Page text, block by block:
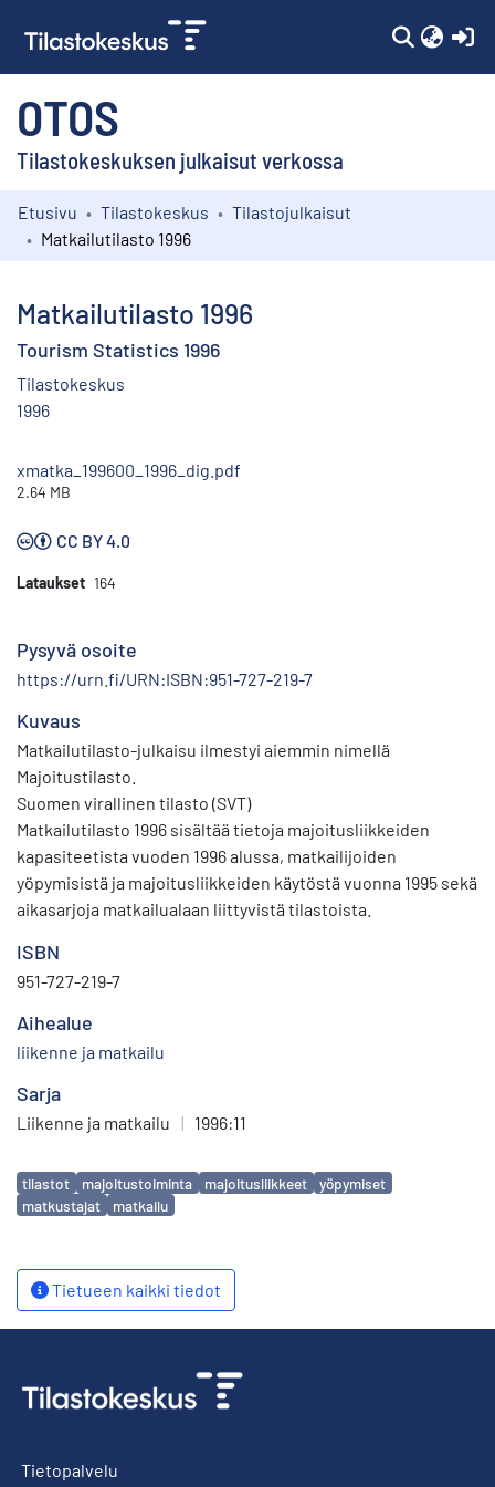
OTOS
Tilastokeskuksen julkaisut verkossa
Kokoelmat
Etusivu Tilastokeskus
Tilastojulkaisut
Matkailutilasto 1996
Matkailutilasto 1996
Tourism Statistics 1996
Tilastokeskus
1996
xmatka_199600_1996_dig.pdf
2.64 MB
CC BY 4.0
Lataukset 164
Pysyvä osoite
https://urn.fi/URN:ISBN:951-727-219-7
Kuvaus
Matkailutilasto-julkaisu ilmestyi aiemmin nimellä
Majoitustilasto.
Suomen virallinen tilasto (SVT)
Matkailutilasto 1996 sisältää tietoja majoitusliikkei­den
kapasiteetista vuoden 1996 alussa, matkailijoiden
yöpymisistä ja majoitusliikkeiden käy­töstä vuonna 1995 sekä
aikasarjoja mat­kailualaan liittyvistä tilastoista.
ISBN
951-727-219-7
Aihealue
liikenne ja matkailu
Sarja
Liikenne ja matkailu | 1996:11
Avainsanat
tilastot majoitustoiminta majoitusliikkeet
yöpymiset
matkustajat
matkailu
Tietueen kaikki tiedot
Tietopalvelu